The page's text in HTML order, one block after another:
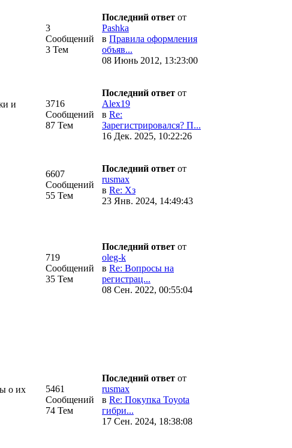
3
Сообщений
3 Тем
Последний ответ от
Pashka
в Правила оформления
объяв...
08 Июнь 2012, 13:23:00
и
3716
Сообщений
87 Тем
Последний ответ от
Alex19
в Re:
Зарегистрировался? П...
16 Дек. 2025, 10:22:26
6607
Сообщений
55 Тем
Последний ответ от
rusmax
в Re: Хз
23 Янв. 2024, 14:49:43
719
Сообщений
35 Тем
Последний ответ от
oleg-k
в Re: Вопросы на
регистрац...
08 Сен. 2022, 00:55:04
о их
5461
Сообщений
74 Тем
Последний ответ от
rusmax
в Re: Покупка Toyota
гибри...
17 Сен. 2024, 18:38:08